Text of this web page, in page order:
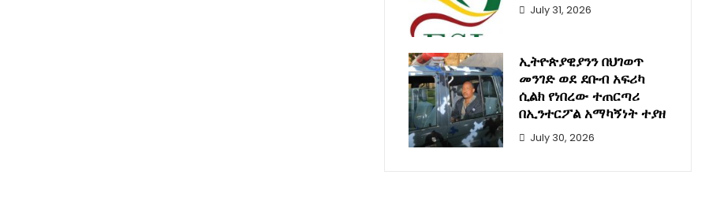
July 31, 2026
ኢትዮጵያዊያንን በህገወጥ
መንገድ ወደ ደቡብ አፍሪካ
ሲልክ የነበረው ተጠርጣሪ
በኢንተርፖል አማካኝነት ተያዘ
July 30, 2026